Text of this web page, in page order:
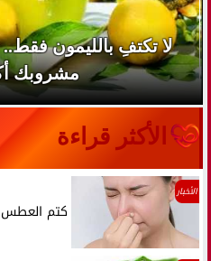
لا تكتفِ بالليمون
مشروبك
الأكثر قراءة
الأخبار
كتم